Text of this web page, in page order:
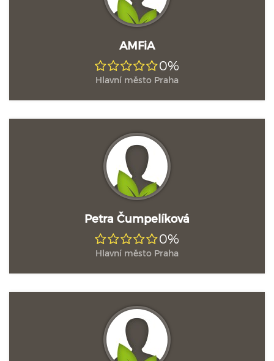
AMFiA
0%
Hlavní město Praha
Petra Čumpelíková
0%
Hlavní město Praha